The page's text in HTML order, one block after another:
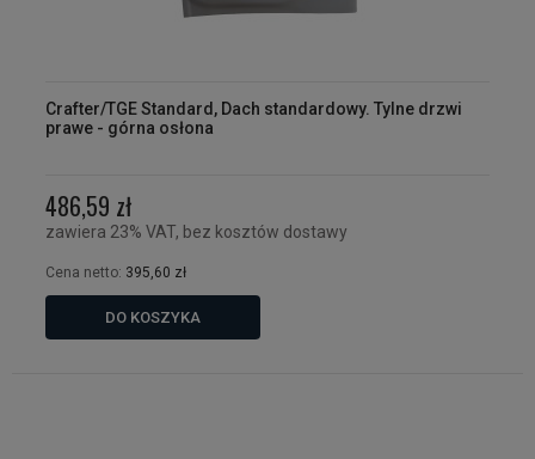
Crafter/TGE Standard, Dach standardowy. Tylne drzwi
prawe - górna osłona
486,59 zł
zawiera 23% VAT, bez kosztów dostawy
Cena netto: 395,60 zł
DO KOSZYKA